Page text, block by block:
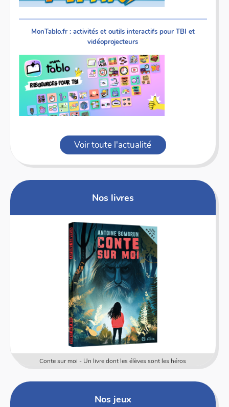
MonTablo.fr : activités et outils interactifs pour TBI et
vidéoprojecteurs
Voir toute l'actualité
Nos livres
Conte sur moi - Un livre dont les élèves sont les héros
Nos jeux